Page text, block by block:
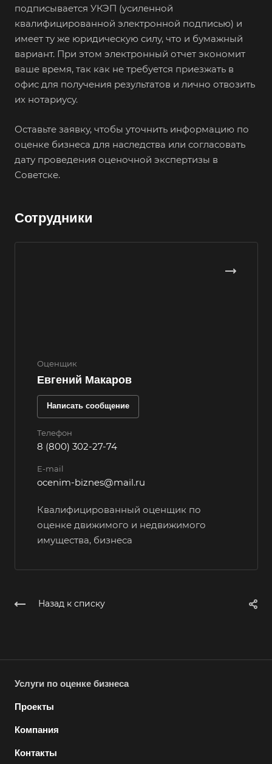
подписывается УКЭП (усиленной
квалифицированной электронной подписью) и
имеет ту же юридическую силу, что и бумажный
вариант. При этом электронный отчет экономит
ваше время, так как не требуется приезжать в
офис для получения результатов и лично отвозить
их нотариусу.
Оставьте заявку, чтобы уточнить информацию по
оценке бизнеса для наследства или согласовать
дату проведения оценочной экспертизы в
Советске.
Сотрудники
Оценщик
Евгений Макаров
Написать сообщение
Телефон
8 (800) 302-27-74
E-mail
ocenim-biznes@mail.ru
Квалифицированный оценщик по
оценке движимого и недвижимого
имущества, бизнеса
Назад к списку
Услуги по оценке бизнеса
Проекты
Компания
Контакты
Великий Новгород
Великий Устюг
Вельск
Верещагино
Верхний Уфалей
Верхняя Салда
Видное
Владивосток
Владимир
Воркута
Воронеж
Воскресенск
Воткинск
Выборг
Выкса
Вязники
Вязьма
Гай
Глазов
Горно-Алтайск